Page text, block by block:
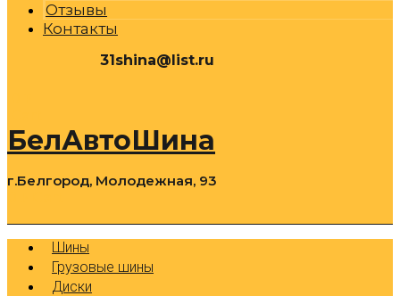
Отзывы
Контакты
31shina@list.ru
БелАвтоШина
г.Белгород, Молодежная, 93
Шины
Грузовые шины
Диски